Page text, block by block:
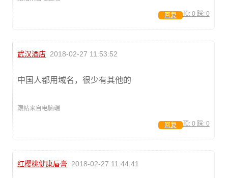
顶: 0 踩: 0
回复
武汉酒店 2018-02-27 11:53:52
中国人都用域名，很少有其他的
跟帖来自电脑端
顶: 0 踩: 0
回复
红樱桃健康唇膏 2018-02-27 11:44:41